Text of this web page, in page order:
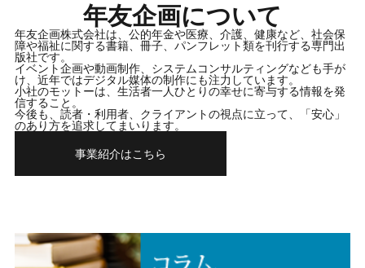
年友企画について
年友企画株式会社は、 公的年金や医療、介護、健康など、社会保
障や福祉に関する書籍、冊子、パンフレット類を刊行する専門出
版社です。
イベント企画や動画制作、システムコンサルティングなども手が
け、近年ではデジタル媒体の制作にも注力しています。
小社のモットーは、生活者一人ひとりの幸せに寄与する情報を発
信すること。
今後も、読者・利用者、クライアントの視点に立って、「安心」
のあり方を追求してまいります。
事業紹介はこちら